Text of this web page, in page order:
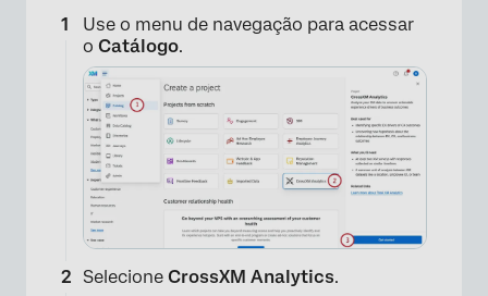
Use o menu de navegação para acessar
o Catálogo.
Selecione CrossXM Analytics.